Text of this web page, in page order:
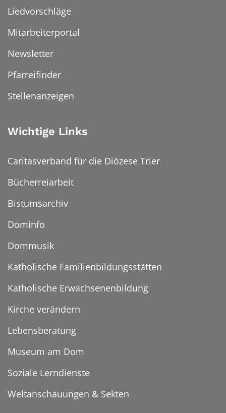
Liedvorschläge
Mitarbeiterportal
Newsletter
Pfarreifinder
Stellenanzeigen
Wichtige Links
Caritasverband für die Diözese Trier
Bücherreiarbeit
Bistumsarchiv
Dominfo
Dommusik
Katholische Familienbildungsstätten
Katholische Erwachsenenbildung
Kirche verändern
Lebensberatung
Museum am Dom
Soziale Lerndienste
Weltanschauungen & Sekten